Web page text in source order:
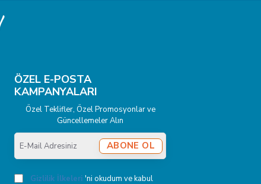
ÖZEL E-POSTA
KAMPANYALARI
Özel Teklifler, Özel Promosyonlar ve
Güncellemeler Alın
E-
Mail
ABONE OL
Gizlilik İlkeleri 'ni okudum ve kabul